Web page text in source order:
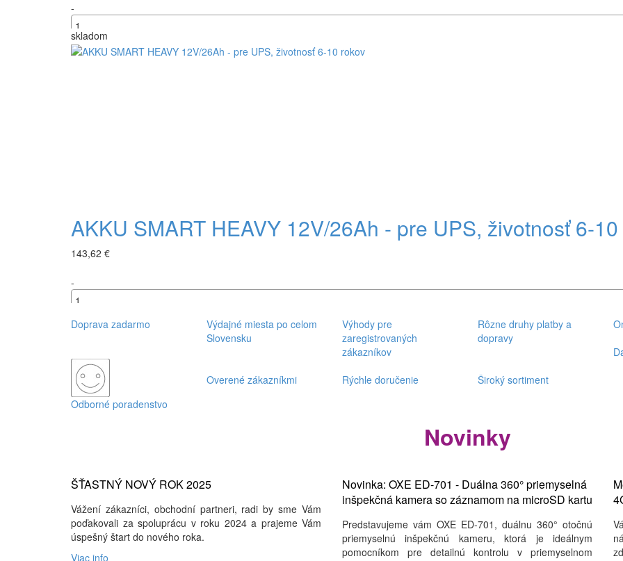
-
+
skladom
AKKU SMART HEAVY 12V/26Ah - pre UPS, životnosť 6-
143,62 €
-
+
Doprava zadarmo
Výdajné miesta po celom
Slovensku
Výhody pre
zaregistrovaných
zákazníkov
Rôzne druhy platby a
dopravy
Odborné poradenstvo
Overené zákazníkmi Rýchle doručenie Široký sortiment
Novinky
ŠŤASTNÝ NOVÝ ROK 2025
Vážení zákazníci, obchodní partneri, radi by sme Vám
poďakovali za spoluprácu v roku 2024 a prajeme Vám
úspešný štart do nového roka.
Viac info
Novinka: OXE ED-701 - Duálna 360° priemyselná
inšpekčná kamera so záznamom na microSD kartu
Predstavujeme vám OXE ED-701, duálnu 360° otočnú
priemyselnú inšpekčnú kameru, ktorá je ideálnym
pomocníkom pre detailnú kontrolu v priemyselnom